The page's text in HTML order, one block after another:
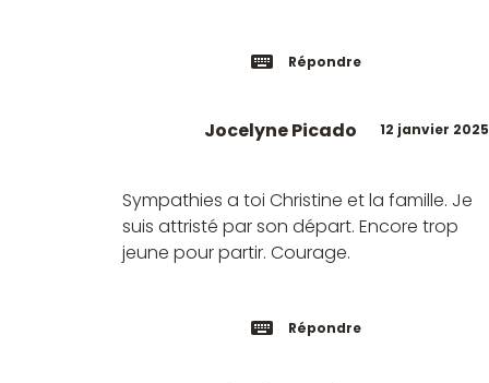
Répondre
12 janvier 2025
Jocelyne Picado
Sympathies a toi Christine et la famille. Je
suis attristé par son départ. Encore trop
jeune pour partir. Courage.
Répondre